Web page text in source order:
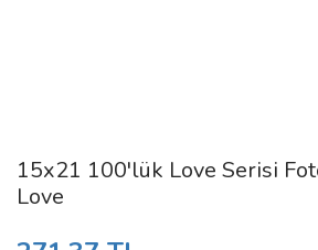
15x21 100'lük Love Serisi
Love